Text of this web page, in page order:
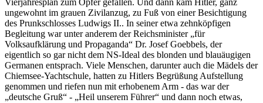
ungewohnt im grauen Zivilanzug, zu Fuß von einer Besichtigung
des Prunkschlosses Ludwigs II.. In seiner etwa zehnköpfigen
Begleitung war unter anderem der Reichsminister für
Volksaufklärung und Propaganda
Dr. Josef Goebbels, der
eigentlich so gar nicht dem NS-Ideal des blonden und blauäugigen
Germanen entsprach. Viele Menschen, darunter auch die Mädels der
Chiemsee-Yachtschule, hatten zu Hitlers Begrüßung Aufstellung
genommen und riefen nun mit erhobenem Arm - das war der
deutsche Gruß
- Heil unserem Führer
und dann noch etwas,